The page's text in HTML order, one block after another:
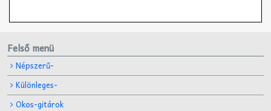
Felső menü
Népszerű-
Különleges-
Okos-gitárok